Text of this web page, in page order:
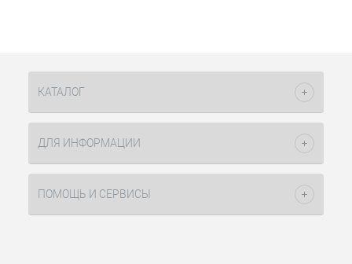
благодаря этому волосы остаются
здоровыми, сияющими. Краситель
концентрации 3% (10vol), 6% (20vol),
9% (30vol) в пропорции один к
в пропорции один к двум.
Кремообразная консистенция
КАТАЛОГ
ДЛЯ ИНФОРМАЦИИ
ПОМОЩЬ И СЕРВИСЫ